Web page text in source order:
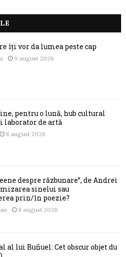
îți vor da lumea peste cap
9 august 2026
pentru o lună, hub cultural
laborator de artă
8 august 2026
despre răzbunare”, de Andrei
sinelui sau
prin/în poezie?
8 august 2026
al lui Buñuel: Cet obscur objet du